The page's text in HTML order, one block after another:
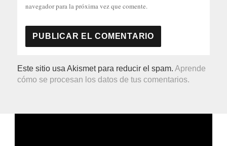
navegador para la próxima vez que comente.
Este sitio usa Akismet para reducir el spam.Aprende
cómo se procesan los datos de tus comentarios.